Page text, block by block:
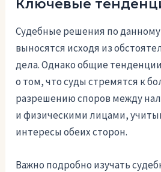
Ключевые
Судебные решения по данному
выносятся исходя из
дела. Однако общие
о том, что суды стремятся к
разрешению споров между
и физическими лицами,
интересы обеих сторон.
Важно подробно изучать